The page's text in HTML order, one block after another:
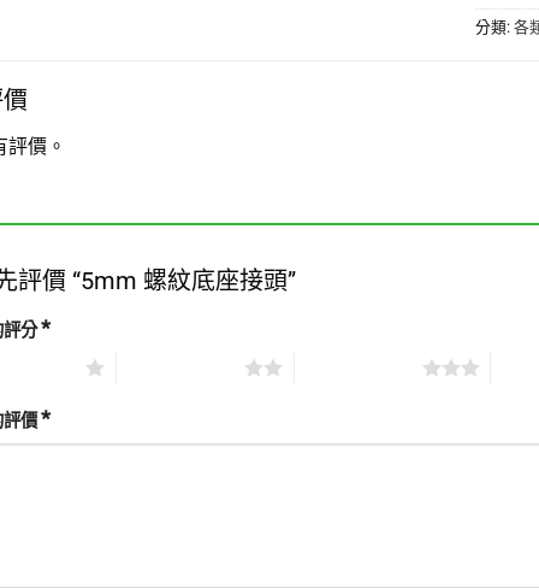
分類: 各
評價。
評價 “5mm 螺紋底座接頭”
評分*
價*